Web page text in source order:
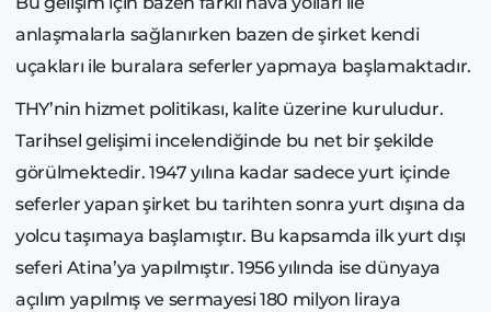
anlaşmalarla sağlanırken bazen de şirket kendi
uçakları ile buralara seferler yapmaya başlamaktadır.
THY’nin hizmet politikası, kalite üzerine kuruludur.
Tarihsel gelişimi incelendiğinde bu net bir şekilde
görülmektedir. 1947 yılına kadar sadece yurt içinde
seferler yapan şirket bu tarihten sonra yurt dışına da
yolcu taşımaya başlamıştır. Bu kapsamda ilk yurt dışı
seferi Atina’ya yapılmıştır. 1956 yılında ise dünyaya
açılım yapılmış ve sermayesi 180 milyon liraya